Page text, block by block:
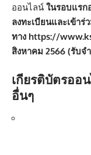
ออนไลน์ ในรอบแรก
ลงทะเบียนและเข้าร่
ทาง https://
สิงหาคม 2566 (รับ
เกียรติบัตรออ
อื่นๆ